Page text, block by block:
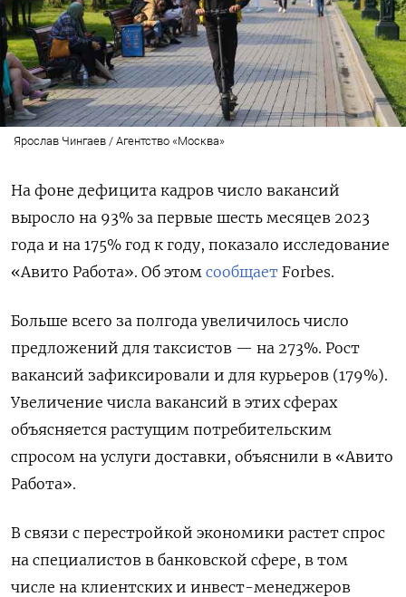
Ярослав Чингаев / Агентство «Москва»
На фоне дефицита кадров число вакансий
выросло на 93% за первые шесть месяцев 2023
года и на 175% год к году, показало исследование
«Авито Работа». Об этом сообщает Forbes.
Больше всего за полгода увеличилось число
предложений для таксистов — на 273%. Рост
вакансий зафиксировали и для курьеров (179%).
Увеличение числа вакансий в этих сферах
объясняется растущим потребительским
спросом на услуги доставки, объяснили в «Авито
Работа».
В связи с перестройкой экономики растет спрос
на специалистов в банковской сфере, в том
числе на клиентских и инвест-менеджеров